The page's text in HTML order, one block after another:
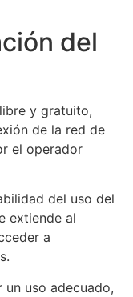
del
y gratuito,
de la red de
el operador
del uso del
extiende al
a
un uso adecuado,